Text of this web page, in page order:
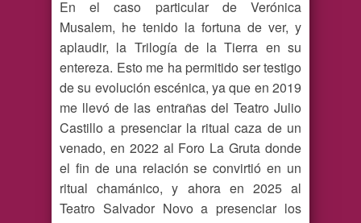
En el caso particular de Verónica
Musalem, he tenido la fortuna de ver, y
aplaudir, la Trilogía de la Tierra en su
entereza. Esto me ha permitido ser testigo
de su evolución escénica, ya que en 2019
me llevó de las entrañas del Teatro Julio
Castillo a presenciar la ritual caza de un
venado, en 2022 al Foro La Gruta donde
el fin de una relación se convirtió en un
ritual chamánico, y ahora en 2025 al
Teatro Salvador Novo a presenciar los